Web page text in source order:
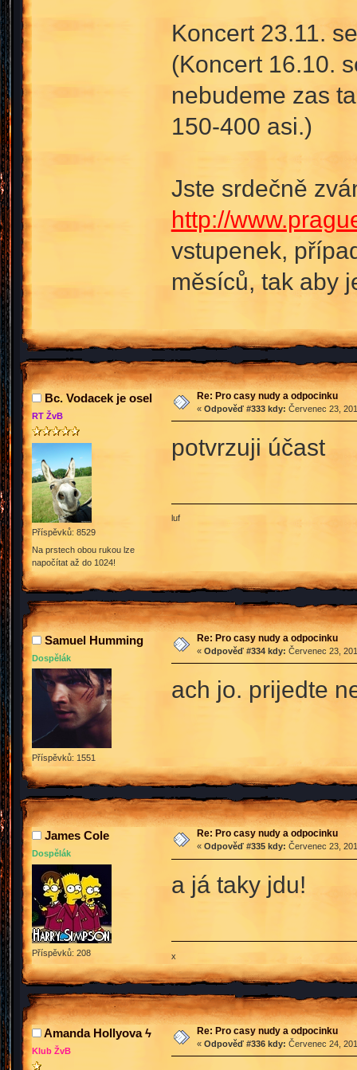
Koncert 23.11.
(Koncert 16.10.
nebudeme zas
150-400 asi.)
Jste srdečně
http://
vstupenek,
měsíců, tak aby
Bc. Vodacek je osel
RT ŽvB
Příspěvků: 8529
Na prstech obou rukou lze
napočítat až do 1024!
Re: Pro casy nudy a odpocinku
« Odpověď #333 kdy: Červenec 23,
potvrzuji účast
luf
Samuel Humming
Dospělák
Příspěvků: 1551
Re: Pro casy nudy a odpocinku
« Odpověď #334 kdy: Červenec 23,
ach jo. prijedte
James Cole
Dospělák
Příspěvků: 208
Re: Pro casy nudy a odpocinku
« Odpověď #335 kdy: Červenec 23,
a já taky jdu!
x
Amanda Hollyova ϟ
Klub ŽvB
Re: Pro casy nudy a odpocinku
« Odpověď #336 kdy: Červenec 24,